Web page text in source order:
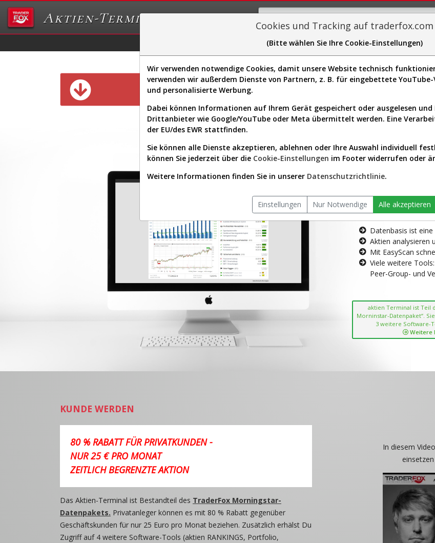
Aktien-Terminal
Sector-Spider Easy-Scan Visualizations
Diese Funktion ist nur für Premium-
AKTIEN-
Die
Datenbasis ist
Aktien analysieren
Mit EasyScan
Viele weitere
Peer-Group- und
aktien Terminal ist Teil
Morninstar-Datenpaket“.
3 weitere Software-
Weitere
KUNDE WERDEN
80 % RABATT FÜR PRIVATKUNDEN -
NUR 25 € PRO MONAT
ZEITLICH BEGRENZTE AKTION
Das Aktien-Terminal ist Bestandteil des TraderFox Morningstar-
Datenpakets. Privatanleger können es mit 80 % Rabatt gegenüber
Geschäftskunden für nur 25 Euro pro Monat beziehen. Zusätzlich erhälst Du
Zugriff auf 4 weitere Software-Tools (aktien RANKINGS, Portfolio,
In diesem
Cookies und Tracking auf traderfox.com
(Bitte wählen Sie Ihre Cookie-Einstellungen)
Wir verwenden notwendige Cookies, damit unsere Website technisch
verwenden wir außerdem Dienste von Partnern, z. B. für eingebettete
und personalisierte Werbung.
Dabei können Informationen auf Ihrem Gerät gespeichert oder ausgelesen
Drittanbieter wie Google/YouTube oder Meta übermittelt werden. Eine
der EU/des EWR stattfinden.
Sie können alle Dienste akzeptieren, ablehnen oder Ihre Auswahl individuell
können Sie jederzeit über die Cookie-Einstellungen im Footer widerrufen oder
Weitere Informationen finden Sie in unserer Datenschutzrichtlinie.
Einstellungen Nur Notwendige Alle akzeptieren